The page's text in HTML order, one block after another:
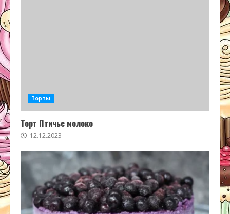
Торты
Торт Птичье молоко
12.12.2023